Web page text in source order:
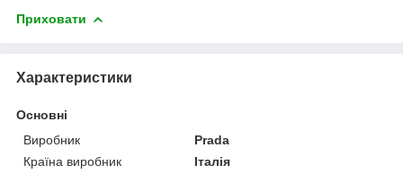
Приховати
Характеристики
Основні
Виробник
Prada
Країна виробник
Італія